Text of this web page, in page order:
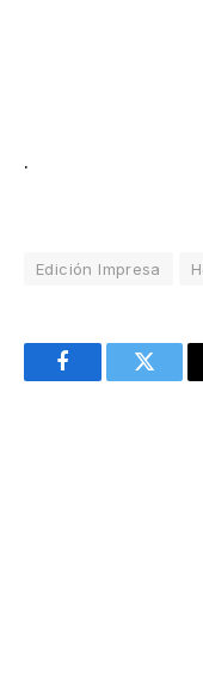
.
Edición Impresa
Facebook